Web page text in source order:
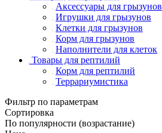
Аксессуары для грызунов
Игрушки для грызунов
Клетки для грызунов
Корм для грызунов
Наполнители для клеток
Товары для рептилий
Корм для рептилий
Террариумистика
Фильтр по параметрам
Сортировка
По популярности (возрастание)